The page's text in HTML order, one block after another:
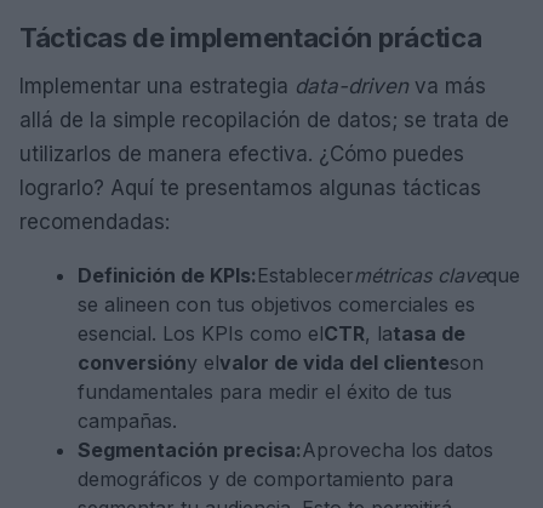
Tácticas de implementación práctica
Implementar una estrategia data-driven va más
allá de la simple recopilación de datos; se trata de
utilizarlos de manera efectiva. ¿Cómo puedes
lograrlo? Aquí te presentamos algunas tácticas
recomendadas:
Definición de KPIs: Establecermétricas claveque
se alineen con tus objetivos comerciales es
esencial. Los KPIs como elCTR, latasa de
conversióny elvalor de vida del clienteson
fundamentales para medir el éxito de tus
campañas.
Segmentación precisa:Aprovecha los datos
demográficos y de comportamiento para